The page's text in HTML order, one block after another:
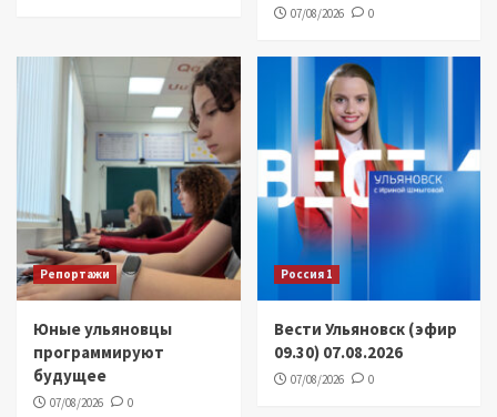
07/08/2026 0
Репортажи
Юные ульяновцы
программируют
будущее
07/08/2026 0
Россия 1
Вести Ульяновск (эфир
09.30) 07.08.2026
07/08/2026 0